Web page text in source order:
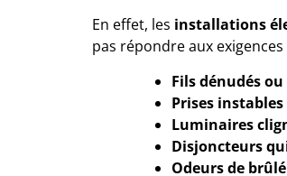
En effet, les installations
pas répondre aux
Fils dénudés
Prises instables
Luminaires
Disjoncteurs
Odeurs de